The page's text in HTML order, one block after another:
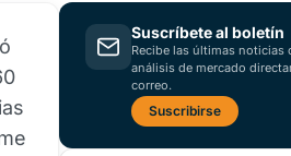
Suscríbete al boletín
Recibe las últimas noticias
análisis de mercado
correo.
Suscribirse